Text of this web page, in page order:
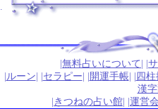
無料占いについて
ルーン セラピー 開運手帳 四
漢
きつねの占い館 運営